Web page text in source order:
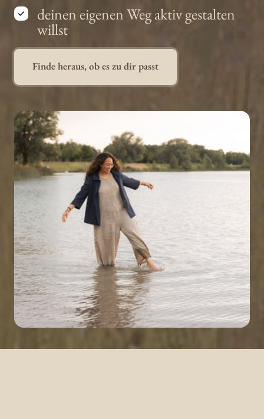
deinen eigenen Weg aktiv gestalten
willst
Finde heraus, ob es zu dir passt